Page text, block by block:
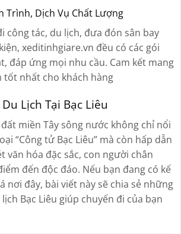
Trình, Dịch Vụ Chất Lượng
công tác, du lịch, đưa đón sân bay
xeditinhgiare.vn đều có các gói
đáp ứng mọi nhu cầu. Cam kết mang
tốt nhất cho khách hàng
Lịch Tại Bạc Liêu
đất miền Tây sông nước không chỉ nổi
“Công tử Bạc Liêu” mà còn hấp dẫn
văn hóa đặc sắc, con người chân
đến độc đáo. Nếu bạn đang có kế
nơi đây, bài viết này sẽ chia sẻ những
Bạc Liêu giúp chuyến đi của bạn